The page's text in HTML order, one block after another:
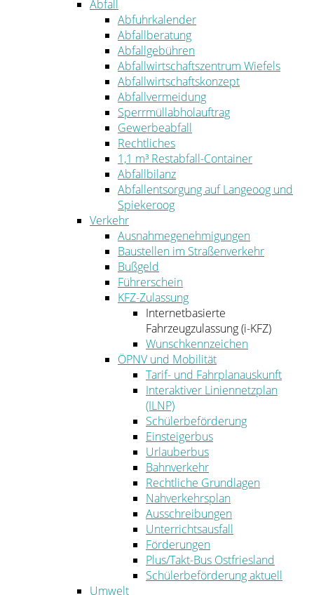
Abfall
Abfuhrkalender
Abfallberatung
Abfallgebühren
Abfallwirtschaftszentrum Wiefels
Abfallwirtschaftskonzept
Abfallvermeidung
Sperrmüllabholauftrag
Gewerbeabfall
Rechtliches
1,1 m³ Restabfall-Container
Abfallbilanz
Abfallentsorgung auf Langeoog und
Spiekeroog
Verkehr
Ausnahmegenehmigungen
Baustellen im Straßenverkehr
Bußgeld
Führerschein
KFZ-Zulassung
Internetbasierte
Fahrzeugzulassung (i-KFZ)
Wunschkennzeichen
ÖPNV und Mobilität
Tarif- und Fahrplanauskunft
Interaktiver Liniennetzplan
(ILNP)
Schülerbeförderung
Einsteigerbus
Urlauberbus
Bahnverkehr
Rechtliche Grundlagen
Nahverkehrsplan
Ausschreibungen
Unterrichtsausfall
Förderungen
Plus/Takt-Bus Ostfriesland
Schülerbeförderung aktuell
Umwelt